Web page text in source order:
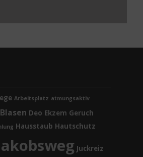
Arbeitsplatz atmungsaktiv
Blasen Deo Ekzem Geruch
Hausstaub Hautschutz
Juckreiz